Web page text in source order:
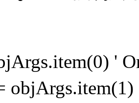
'